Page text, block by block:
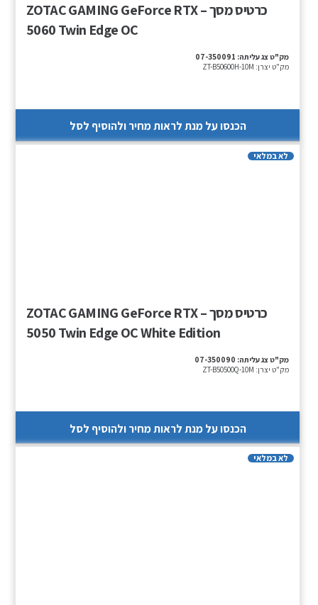
כרטיס מסך – ZOTAC GAMING GeForce RTX
5060 Twin Edge OC
מק"ט צג עליתה: 07-350091
מק"ט יצרן: ZT-B50600H-10M
הכנסו על מנת לראות מחיר ולהוסיף לסל
לא במלאי
כרטיס מסך – ZOTAC GAMING GeForce RTX
5050 Twin Edge OC White Edition
מק"ט צג עליתה: 07-350090
מק"ט יצרן: ZT-B50500Q-10M
הכנסו על מנת לראות מחיר ולהוסיף לסל
לא במלאי